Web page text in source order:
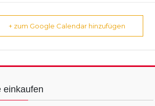
+ zum Google Calendar hinzufügen
einkaufen